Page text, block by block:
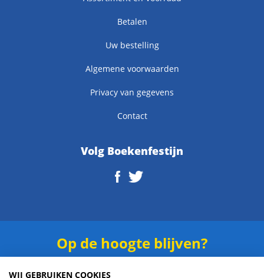
Betalen
Uw bestelling
Algemene voorwaarden
Privacy van gegevens
Contact
Volg Boekenfestijn
Op de hoogte blijven?
WIJ GEBRUIKEN COOKIES